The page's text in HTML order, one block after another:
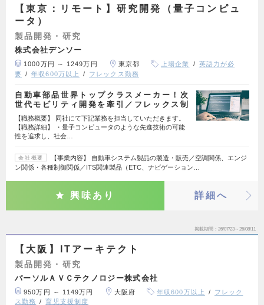
【東京：リモート】研究開発（量子コンピュ
ータ）
製品開発・研究
株式会社デンソー
1000万円 ～ 1249万円 東京都 上場企業
英語力が必
要
年収600万以上 フレックス勤務
自動車部品世界トップクラスメーカー！次
世代モビリティ開発を牽引／フレックス制
【職務概要】 同社にて下記業務を担当していただきます。
【職務詳細】 ・量子コンピュータのような先進技術の可能
性を追求し、社会…
会社概要
【事業内容】 自動車システム製品の製造・販売／空調関係、エンジ
ン関係・各種制御関係／ITS関連製品（ETC、ナビゲーション…
興味あり 詳細へ
掲載期間 26/07/23～26/08/11
【大阪】ITアーキテクト
製品開発・研究
パーソルＡＶＣテクノロジー株式会社
950万円 ～ 1149万円 大阪府 年収600万以上
フレック
ス勤務
育児支援制度